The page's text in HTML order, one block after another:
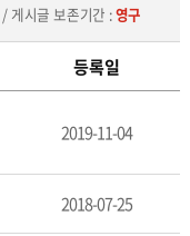
/ 게시글 보존기간 :영구
등록일
2019-11-04
2018-07-25